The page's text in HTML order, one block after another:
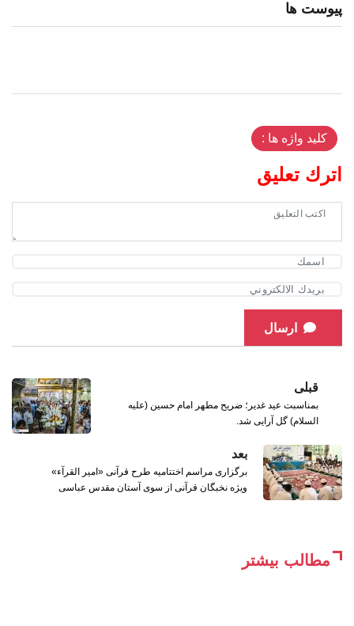
پیوست ها
کلید واژه ها :
اترك تعليق
ارسال
قبلی
بمناسبت عید غدیر؛ ضریح مطهر امام حسین (علیه
السلام) گل آرایی شد.
بعد
برگزاری مراسم اختتامیه طرح قرآنی «امیر القرآء»
ویژه نخبگان قرآنی از سوی آستان مقدس عباسی
مطالب بیشتر